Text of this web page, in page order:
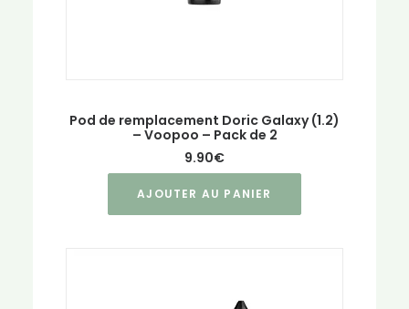
Pod de remplacement Doric Galaxy (1.2)
– Voopoo – Pack de 2
9.90€
AJOUTER AU PANIER